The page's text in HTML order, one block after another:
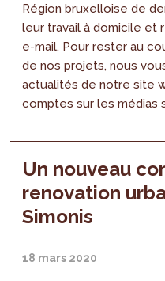
Région bruxelloise de
leur travail à domicile et
e-mail. Pour rester au
de nos projets, nous
actualités de notre site
comptes sur les médias
Un nouveau
renovation
Simonis
18 mars 2020